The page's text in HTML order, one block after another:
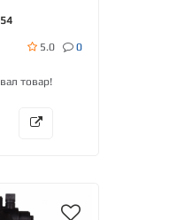
5.0 0
товар!